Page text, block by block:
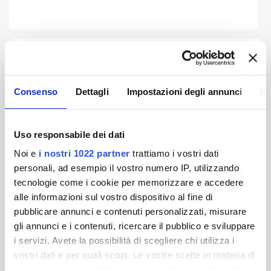
Consenso Dettagli Impostazioni degli annunci
Uso responsabile dei dati
Noi e i nostri 1022 partner trattiamo i vostri dati
personali, ad esempio il vostro numero IP, utilizzando
tecnologie come i cookie per memorizzare e accedere
alle informazioni sul vostro dispositivo al fine di
pubblicare annunci e contenuti personalizzati, misurare
gli annunci e i contenuti, ricercare il pubblico e sviluppare
i servizi. Avete la possibilità di scegliere chi utilizza i
vostri dati e per quali scopi. Le vostre scelte in materia di
Archivio bilanci precedenti
Bilancio 2021 Bilancio 2020
Bilancio 2019 Bilancio 2018
Bilancio 2016